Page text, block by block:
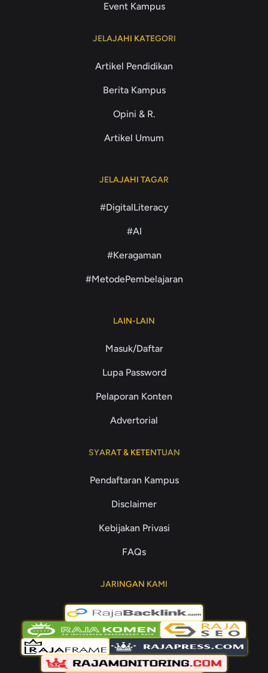
Event Kampus
JELAJAHI KATEGORI
Artikel Pendidikan
Berita Kampus
Opini & R.
Artikel Umum
JELAJAHI TAGAR
#DigitalLiteracy
#AI
#Keragaman
#MetodePembelajaran
LAIN-LAIN
Masuk/Daftar
Lupa Password
Pelaporan Konten
Advertorial
SYARAT & KETENTUAN
Pendaftaran Kampus
Disclaimer
Kebijakan Privasi
FAQs
JARINGAN KAMI